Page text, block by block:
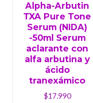
Alpha-Arbutin
TXA Pure Tone
Serum (NIDA)
-50ml Serum
aclarante con
alfa arbutina y
ácido
tranexámico
$17.990